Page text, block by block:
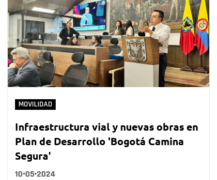
MOVILIDAD
Infraestructura vial y nuevas obras en
Plan de Desarrollo 'Bogotá Camina
Segura'
10•05•2024